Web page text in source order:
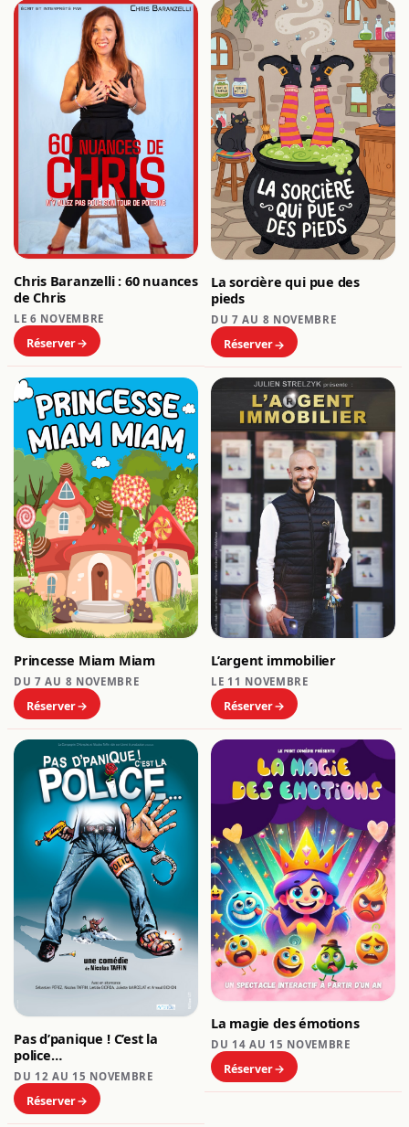
Chris Baranzelli : 60 nuances
de Chris
LE 6 NOVEMBRE
Réserver
La sorcière qui pue des
pieds
DU 7 AU 8 NOVEMBRE
Réserver
Princesse Miam Miam
DU 7 AU 8 NOVEMBRE
Réserver
L’argent immobilier
LE 11 NOVEMBRE
Réserver
Pas d’panique ! C’est la
police…
DU 12 AU 15 NOVEMBRE
Réserver
La magie des émotions
DU 14 AU 15 NOVEMBRE
Réserver